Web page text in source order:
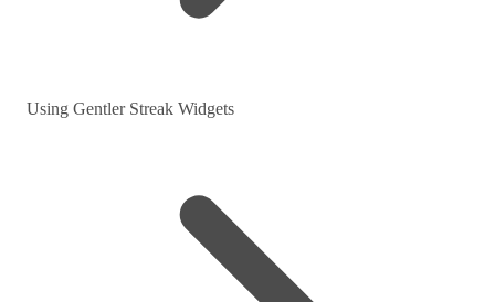
Using Gentler Streak Widgets